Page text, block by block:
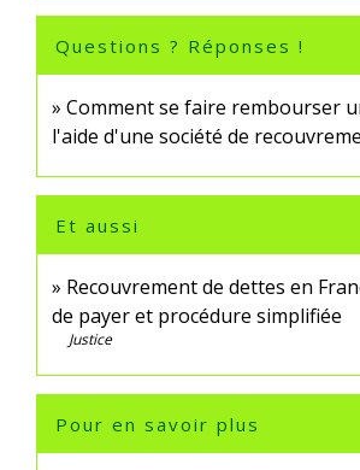
Questions ? Réponses !
Comment se faire rembourser
l'aide d'une société de
Et aussi
Recouvrement de dettes en
de payer et procédure simplifiée
Justice
Pour en savoir plus